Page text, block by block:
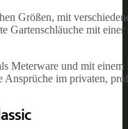
Größen, mit
Gartenschläuche mit
Meterware und mit
im privaten,